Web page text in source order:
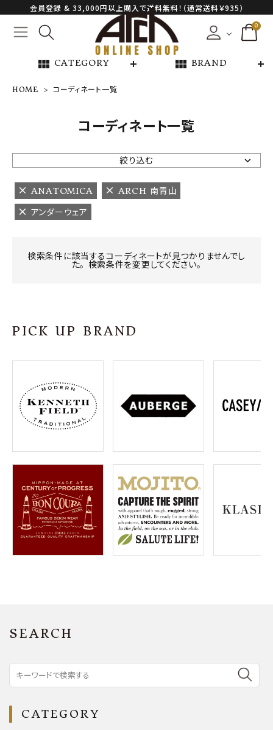
会員登録 & 33,000円以上購入で送料無料！（通常送料￥935）
0
view_module CATEGORY view_module BRAND
NEW ARRIVAL
ARCH EXCLUSIVE
BRAND
CATEGORY
プライバシーポリシー
特定商取引法について
お問い合わせ
OFFICIAL WEB SITE
meeting_room ログイン 会員登録
HOME コーディネート一覧
コーディネート一覧
絞り込む
ANATOMICA
ARCH 南青山
アンダーウェア
検索条件に該当するコーディネートが見つかりませんでし
た。 検索条件を変更してください。
PICK UP BRAND
SEARCH
CATEGORY